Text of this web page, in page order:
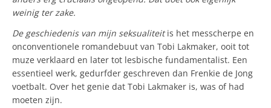
weinig ter zake.
De geschiedenis van mijn seksualiteitis het messcherpe en
onconventionele romandebuut van Tobi Lakmaker, ooit tot
muze verklaard en later tot lesbische fundamentalist. Een
essentieel werk, gedurfder geschreven dan Frenkie de Jong
voetbalt. Over het genie dat Tobi Lakmaker is, was of had
moeten zijn.